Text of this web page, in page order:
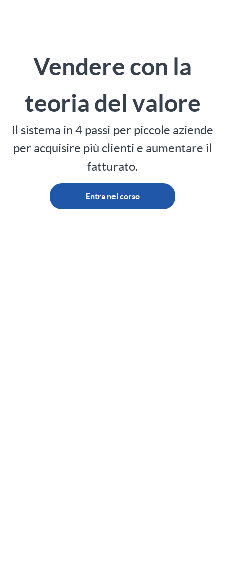
Vendere con la
teoria del valore
Il sistema in 4 passi per piccole aziende
per acquisire più clienti e aumentare il
fatturato.
Entra nel corso